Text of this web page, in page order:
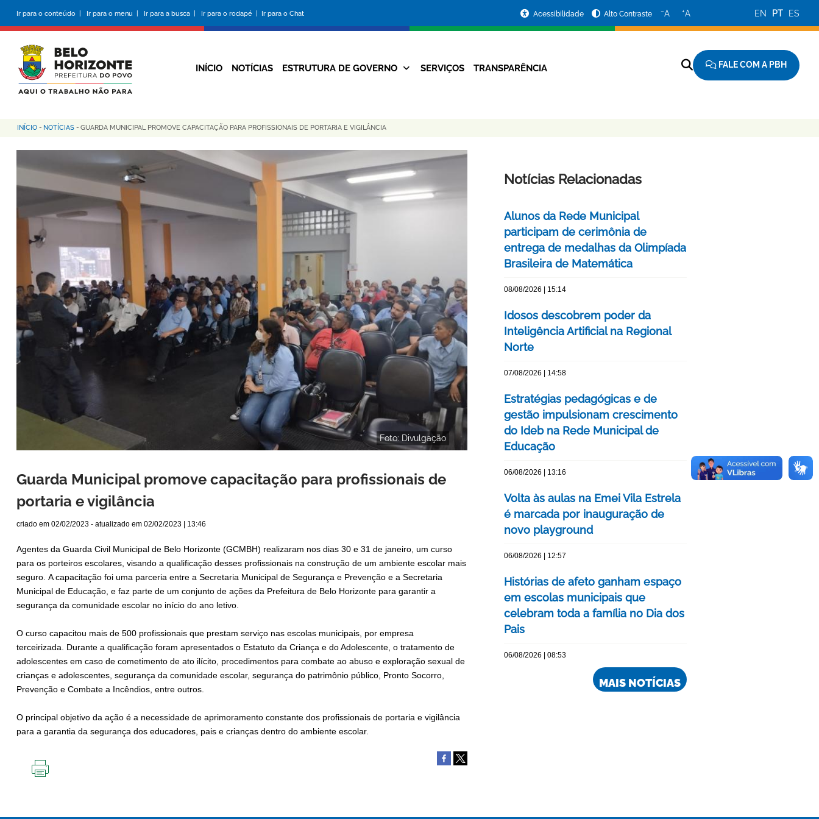
conteúdo
principal
Ir para o conteúdo | Ir para o menu | Ir para a busca | Ir para o rodapé | Ir para o Chat
da
Prefeitura
Acessibilidade Alto Contraste −A +A EN PT ES
Navegação
INÍCIO NOTÍCIAS ESTRUTURA DE GOVERNO SERVIÇOS TRANSPARÊNCIA FALE COM A PBH
Trilha
de
navegação
INÍCIO - NOTÍCIAS - GUARDA MUNICIPAL PROMOVE CAPACITAÇÃO PARA PROFISSIONAIS DE PORTARIA E VIGILÂNCIA
Foto: Divulgação
Guarda Municipal promove capacitação para profissionais de
portaria e vigilância
criado em 02/02/2023 - atualizado em 02/02/2023 | 13:46
Agentes da Guarda Civil Municipal de Belo Horizonte (GCMBH) realizaram nos dias 30 e 31 de janeiro, um curso
para os porteiros escolares, visando a qualificação desses profissionais na construção de um ambiente escolar mais
seguro. A capacitação foi uma parceria entre a Secretaria Municipal de Segurança e Prevenção e a Secretaria
Municipal de Educação, e faz parte de um conjunto de ações da Prefeitura de Belo Horizonte para garantir a
segurança da comunidade escolar no início do ano letivo.
O curso capacitou mais de 500 profissionais que prestam serviço nas escolas municipais, por empresa
terceirizada. Durante a qualificação foram apresentados o Estatuto da Criança e do Adolescente, o tratamento de
adolescentes em caso de cometimento de ato ilícito, procedimentos para combate ao abuso e exploração sexual de
crianças e adolescentes, segurança da comunidade escolar, segurança do patrimônio público, Pronto Socorro,
Prevenção e Combate a Incêndios, entre outros.
O principal objetivo da ação é a necessidade de aprimoramento constante dos profissionais de portaria e vigilância
para a garantia da segurança dos educadores, pais e crianças dentro do ambiente escolar.
Notícias Relacionadas
Alunos da Rede Municipal
participam de cerimônia de
entrega de medalhas da Olimpíada
Brasileira de Matemática
08/08/2026 | 15:14
Idosos descobrem poder da
Inteligência Artificial na Regional
Norte
07/08/2026 | 14:58
Estratégias pedagógicas e de
gestão impulsionam crescimento
do Ideb na Rede Municipal de
Educação
06/08/2026 | 13:16
Volta às aulas na Emei Vila Estrela
é marcada por inauguração de
novo playground
06/08/2026 | 12:57
Histórias de afeto ganham espaço
em escolas municipais que
celebram toda a família no Dia dos
Pais
06/08/2026 | 08:53
MAIS NOTÍCIAS